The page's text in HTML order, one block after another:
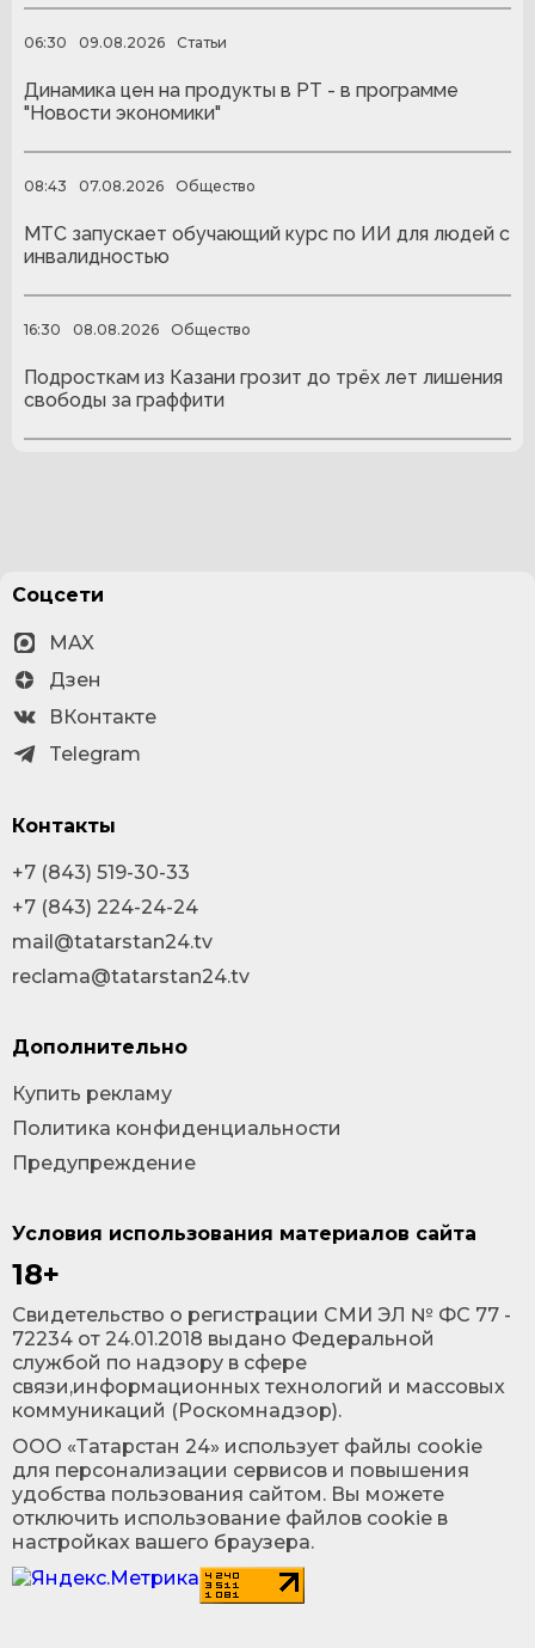
06:30 09.08.2026 Статьи
Динамика цен на продукты в РТ - в программе
"Новости экономики"
08:43 07.08.2026 Общество
МТС запускает обучающий курс по ИИ для людей с
инвалидностью
16:30 08.08.2026 Общество
Подросткам из Казани грозит до трёх лет лишения
свободы за граффити
Условия использования материалов сайта
18+
Cвидетельство о регистрации СМИ ЭЛ № ФС 77 -
72234 от 24.01.2018 выдано Федеральной
службой по надзору в сфере
связи,информационных технологий и массовых
коммуникаций (Роскомнадзор).
ООО «Татарстан 24» использует файлы cookie
для персонализации сервисов и повышения
удобства пользования сайтом. Вы можете
отключить использование файлов cookie в
настройках вашего браузера.
Соцсети
MAX
Дзен
ВКонтакте
Telegram
Контакты
+7 (843) 519-30-33
+7 (843) 224-24-24
mail@tatarstan24.tv
reclama@tatarstan24.tv
Дополнительно
Купить рекламу
Политика конфиденциальности
Предупреждение